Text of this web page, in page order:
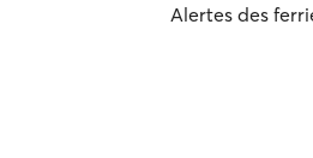
Alertes des